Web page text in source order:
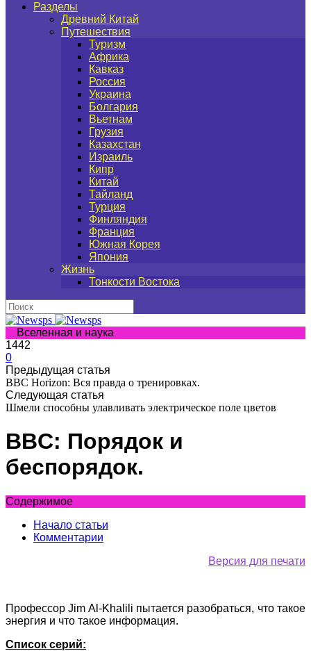
Разделы
Древний Китай
Путешествия
Туризм
Африка
Кавказ
Россия
Украина
Болгария
Вьетнам
Грузия
Казахстан
Израиль
Кипр
Китай
Тайланд
Турция
Финляндия
Франция
Южная Корея
Япония
Жизнь
Тонкости Востока
Вселенная и наука
1442
0
Предыдущая статья
BBC Horizon: Вся правда о тренировках.
Следующая статья
Шмели способны улавливать электрическое поле цветов
BBC: Порядок и
беспорядок.
Содержимое
Начало статьи
Комментарии
Версия для печати
Профессор Jim Al-Khalili пытается разобраться, что такое
энергия и что такое информация.
Список серий: